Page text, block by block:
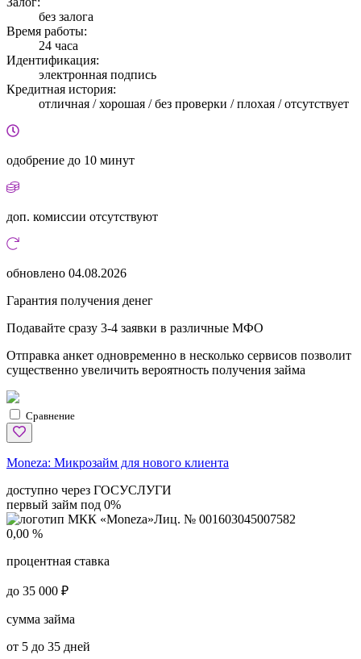
без залога
Время работы:
24 часа
Идентификация:
электронная подпись
Кредитная история:
отличная / хорошая / без проверки / плохая / отсутствует
одобрение до 10 минут
доп. комиссии отсутствуют
обновлено 04.08.2026
Гарантия получения денег
Подавайте сразу 3-4 заявки в различные МФО
Отправка анкет одновременно в несколько сервисов позволит
существенно увеличить вероятность получения займа
Сравнение
Moneza: Микрозайм для нового клиента
доступно через ГОСУСЛУГИ
первый займ под 0%
Лиц. № 001603045007582
0,00 %
процентная ставка
до 35 000 ₽
сумма займа
от 5 до 35 дней